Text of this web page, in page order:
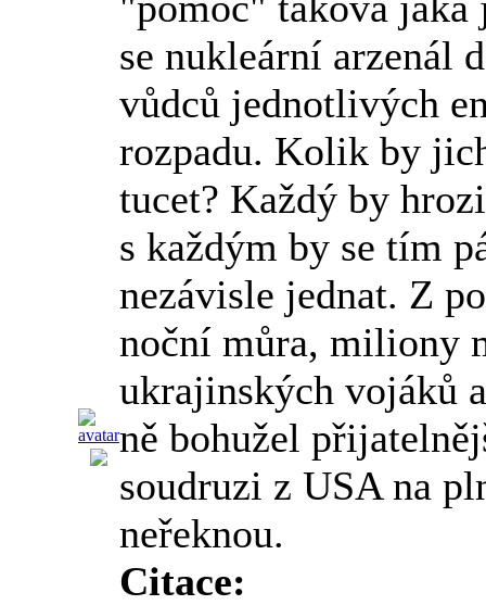
se nukleární arzenál
vůdců jednotlivých
rozpadu. Kolik by
tucet? Každý by
s každým by se tím
nezávisle jednat. Z
noční můra, miliony
ukrajinských vojáků
ně bohužel
soudruzi z USA na
neřeknou.
Citace: